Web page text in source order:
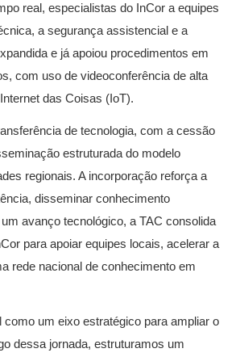
real, especialistas do InCor a equipes
a segurança assistencial e a
e já apoiou procedimentos em
com uso de videoconferência de alta
das Coisas (IoT).
de tecnologia, com a cessão
estruturada do modelo
regionais. A incorporação reforça a
disseminar conhecimento
avanço tecnológico, a TAC consolida
para apoiar equipes locais, acelerar a
rede nacional de conhecimento em
um eixo estratégico para ampliar o
dessa jornada, estruturamos um